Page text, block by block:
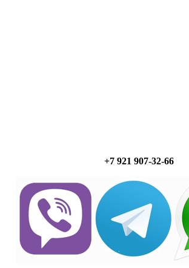
+7 921 907-32-66